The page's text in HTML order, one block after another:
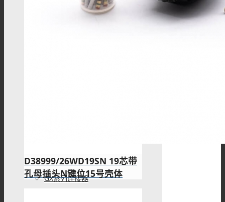
GX系列连接器
D38999/26WD19SN 19芯带
孔母插头N键位15号壳体